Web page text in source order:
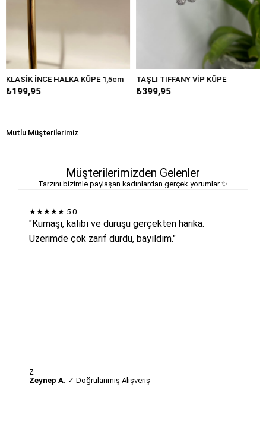
HALKA KÜPE 1,5cm TAŞLI TIFFANY VİP KÜPE
Mutlu Müşterilerimiz
Müşterilerimizden Gelenler
Tarzını bizimle paylaşan kadınlardan gerçek yorumlar ✨
★★★★★ 5.0
"Kumaşı, kalıbı ve duruşu gerçekten harika.
Üzerimde çok zarif durdu, bayıldım."
Z
Zeynep A. ✓ Doğrulanmış Alışveriş